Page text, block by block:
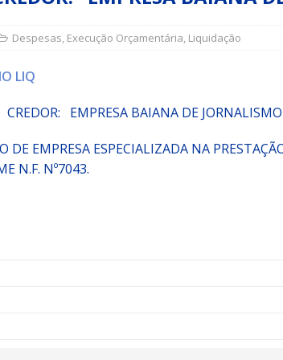
2026 ] Vereador Sérgio Glauber apresenta Indicação nº
Despesas, Execução Orçamentária, Liquidação
LIQ
EMPRESA BAIANA DE
DE EMPRESA ESPECIALIZADA NA
N.F. Nº7043.